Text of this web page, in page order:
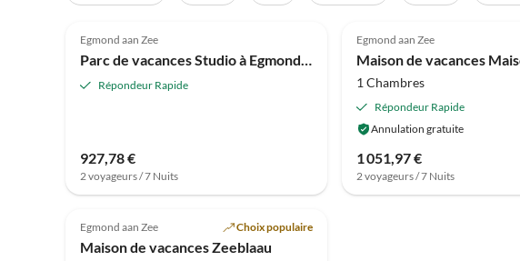
Egmond aan Zee
Parc de vacances Studio à Egmond près de la plage
Répondeur Rapide
927,78 €
2 voyageurs / 7 Nuits
Egmond aan Zee
1 Chambres
Répondeur Rapide
Annulation gratuite
1 051,97 €
2 voyageurs / 7 Nuits
5.0 (3)
Egmond aan Zee Choix populaire
Maison de vacances Zeeblaau